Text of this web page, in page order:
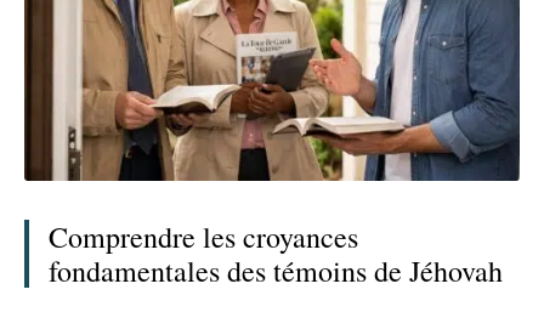
Comprendre les croyances
fondamentales des témoins de Jéhovah